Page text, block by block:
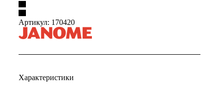
Артикул: 170420
Характеристики